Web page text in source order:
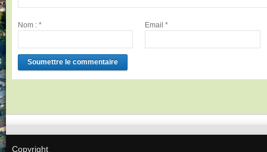
Nom : * Email*
Copyright